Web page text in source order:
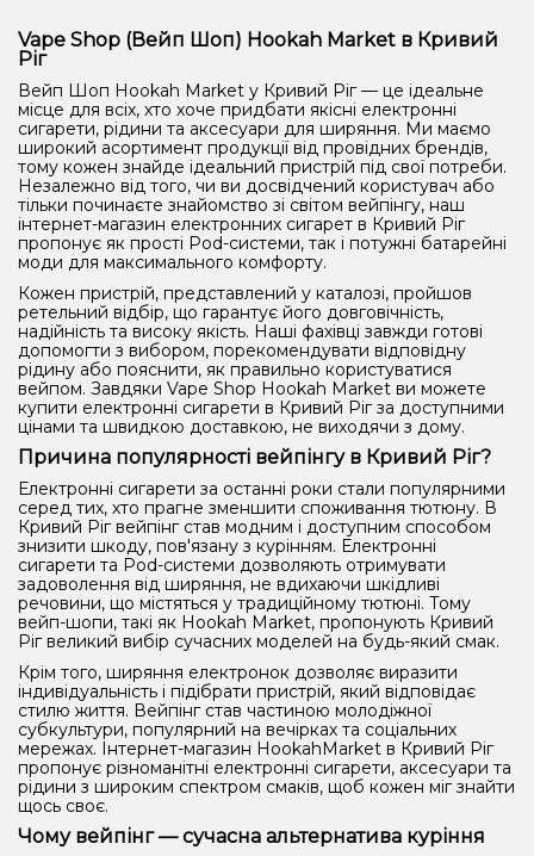
Vape Shop (Вейп Шоп) Hookah Market в Кривий
Ріг
Вейп Шоп Hookah Market у Кривий Ріг — це ідеальне
місце для всіх, хто хоче придбати якісні електронні
сигарети, рідини та аксесуари для ширяння. Ми маємо
широкий асортимент продукції від провідних брендів,
тому кожен знайде ідеальний пристрій під свої потреби.
Незалежно від того, чи ви досвідчений користувач або
тільки починаєте знайомство зі світом вейпінгу, наш
інтернет-магазин електронних сигарет в Кривий Ріг
пропонує як прості Pod-системи, так і потужні батарейні
моди для максимального комфорту.
Кожен пристрій, представлений у каталозі, пройшов
ретельний відбір, що гарантує його довговічність,
надійність та високу якість. Наші фахівці завжди готові
допомогти з вибором, порекомендувати відповідну
рідину або пояснити, як правильно користуватися
вейпом. Завдяки Vape Shop Hookah Market ви можете
купити електронні сигарети в Кривий Ріг за доступними
цінами та швидкою доставкою, не виходячи з дому.
Причина популярності вейпінгу в Кривий Ріг?
Електронні сигарети за останні роки стали популярними
серед тих, хто прагне зменшити споживання тютюну. В
Кривий Ріг вейпінг став модним і доступним способом
знизити шкоду, пов'язану з курінням. Електронні
сигарети та Pod-системи дозволяють отримувати
задоволення від ширяння, не вдихаючи шкідливі
речовини, що містяться у традиційному тютюні. Тому
вейп-шопи, такі як Hookah Market, пропонують Кривий
Ріг великий вибір сучасних моделей на будь-який смак.
Крім того, ширяння електронок дозволяє виразити
індивідуальність і підібрати пристрій, який відповідає
стилю життя. Вейпінг став частиною молодіжної
субкультури, популярний на вечірках та соціальних
мережах. Інтернет-магазин HookahMarket в Кривий Ріг
пропонує різноманітні електронні сигарети, аксесуари та
рідини з широким спектром смаків, щоб кожен міг знайти
щось своє.
Чому вейпінг — сучасна альтернатива куріння